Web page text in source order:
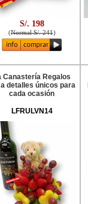
S/. 198
(Normal S/. 241)
Canastería Regalos
detalles únicos para
cada ocasión
LFRULVN14